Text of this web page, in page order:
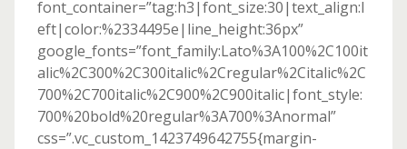
font_container=”tag:h3|font_size:30|text_align:l
eft|color:%2334495e|line_height:36px”
google_fonts=”font_family:Lato%3A100%2C100it
alic%2C300%2C300italic%2Cregular%2Citalic%2C
700%2C700italic%2C900%2C900italic|font_style:
700%20bold%20regular%3A700%3Anormal”
css=”.vc_custom_1423749642755{margin-